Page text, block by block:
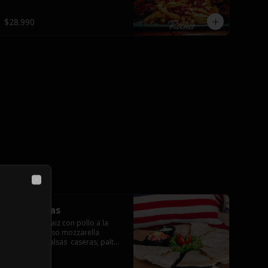
$28.990
Quesadillas
Tortillas de maiz con pollo a la
plancha y queso mozzarella
servido con salsas  caseras, palta